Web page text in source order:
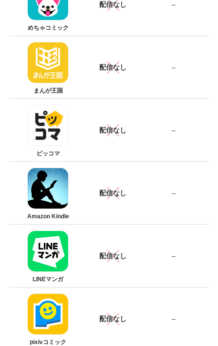
めちゃコミック
配信なし –
まんが王国
配信なし –
ピッコマ
配信なし –
Amazon Kindle
配信なし –
LINEマンガ
配信なし –
pixivコミック
配信なし –